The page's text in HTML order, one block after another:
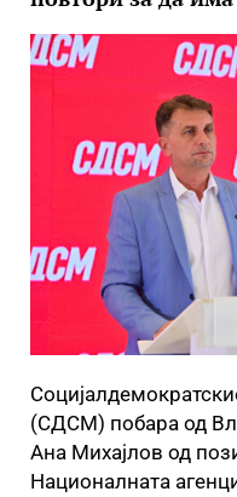
(СДСМ) побара од
Ана Михајлов од
Националната